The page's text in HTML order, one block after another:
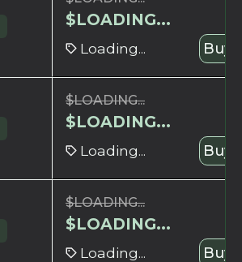
$LOADING...
Loading... Buy
$LOADING...
$LOADING...
Loading... Buy
$LOADING...
$LOADING...
Loading... Buy